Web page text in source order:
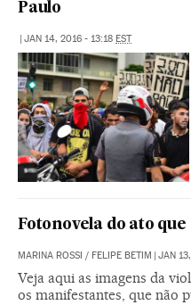
Paulo
JAN 14, 2016 - 13:18 EST
Fotonovela do ato que
MARINA ROSSI / FELIPE BETIM JAN
Veja aqui as imagens da
os manifestantes, que não